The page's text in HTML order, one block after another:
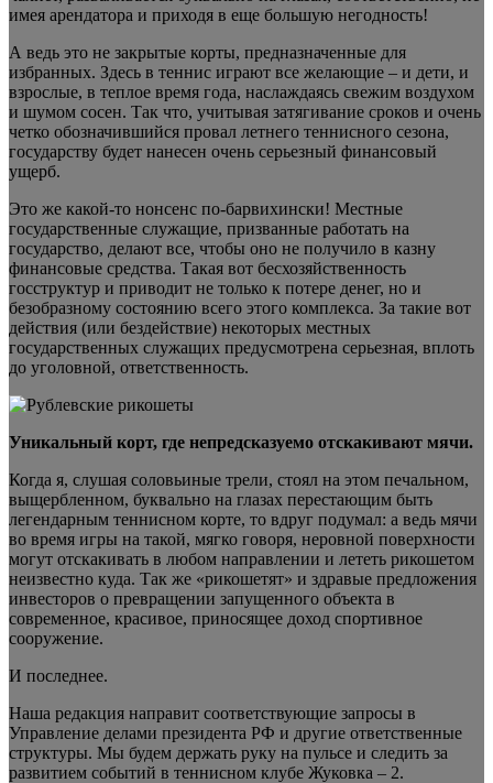
имея арендатора и приходя в еще большую негодность!
А ведь это не закрытые корты, предназначенные для
избранных. Здесь в теннис играют все желающие – и дети, и
взрослые, в теплое время года, наслаждаясь свежим воздухом
и шумом сосен. Так что, учитывая затягивание сроков и очень
четко обозначившийся провал летнего теннисного сезона,
государству будет нанесен очень серьезный финансовый
ущерб.
Это же какой-то нонсенс по-барвихински! Местные
государственные служащие, призванные работать на
государство, делают все, чтобы оно не получило в казну
финансовые средства. Такая вот бесхозяйственность
госструктур и приводит не только к потере денег, но и
безобразному состоянию всего этого комплекса. За такие вот
действия (или бездействие) некоторых местных
государственных служащих предусмотрена серьезная, вплоть
до уголовной, ответственность.
Уникальный корт, где непредсказуемо отскакивают мячи.
Когда я, слушая соловьиные трели, стоял на этом печальном,
выщербленном, буквально на глазах перестающим быть
легендарным теннисном корте, то вдруг подумал: а ведь мячи
во время игры на такой, мягко говоря, неровной поверхности
могут отскакивать в любом направлении и лететь рикошетом
неизвестно куда. Так же «рикошетят» и здравые предложения
инвесторов о превращении запущенного объекта в
современное, красивое, приносящее доход спортивное
сооружение.
И последнее.
Наша редакция направит соответствующие запросы в
Управление делами президента РФ и другие ответственные
структуры. Мы будем держать руку на пульсе и следить за
развитием событий в теннисном клубе Жуковка – 2.